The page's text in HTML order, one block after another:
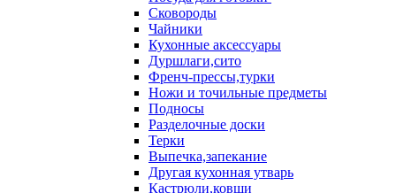
Сковороды
Чайники
Кухонные аксессуары
Дуршлаги,сито
Френч-прессы,турки
Ножи и точильные предметы
Подносы
Разделочные доски
Терки
Выпечка,запекание
Другая кухонная утварь
Кастрюли,ковши